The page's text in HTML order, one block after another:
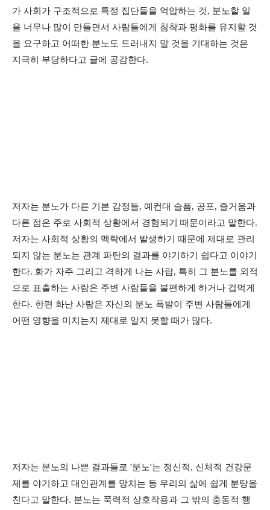
가 사회가 구조적으로 특정 집단들을 억압하는 것, 분노할 일
을 너무나 많이 만들면서 사람들에게 침착과 평화를 유지할 것
을 요구하고 어떠한 분노도 드러내지 말 것을 기대하는 것은
지극히 부당하다고 글에 공감한다.
저자는 분노가 다른 기본 감정들, 예컨대 슬픔, 공포, 즐거움과
다른 점은 주로 사회적 상황에서 경험되기 때문이라고 말한다.
저자는 사회적 상황의 맥락에서 발생하기 때문에 제대로 관리
되지 않는 분노는 관계 파탄의 결과를 야기하기 쉽다고 이야기
한다. 화가 자주 그리고 격하게 나는 사람, 특히 그 분노를 외적
으로 표출하는 사람은 주변 사람들을 불편하게 하거나 겁먹게
한다. 한편 화난 사람은 자신의 분노 폭발이 주변 사람들에게
어떤 영향을 미치는지 제대로 알지 못할 때가 많다.
저자는 분노의 나쁜 결과들로 '분노'는 정신적, 신체적 건강문
제를 야기하고 대인관계를 망치는 등 우리의 삶에 쉽게 분탕을
친다고 말한다. 분노는 푹력적 상호작용과 그 밖의 충동적 행